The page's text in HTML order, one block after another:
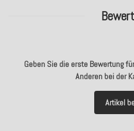
Geben Sie die erste Bewertung
Anderen bei der
Artikel